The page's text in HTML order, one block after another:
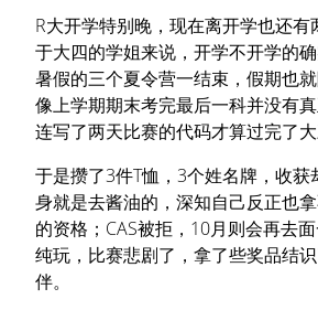
R大开学特别晚，现在离开学也还
于大四的学姐来说，开学不开学的确
暑假的三个夏令营一结束，假期也
像上学期期末考完最后一科并没有
连写了两天比赛的代码才算过完了大
于是攒了3件T恤，3个姓名牌，收获
身就是去酱油的，深知自己反正也
的资格；CAS被拒，10月则会再去
纯玩，比赛悲剧了，拿了些奖品结
伴。